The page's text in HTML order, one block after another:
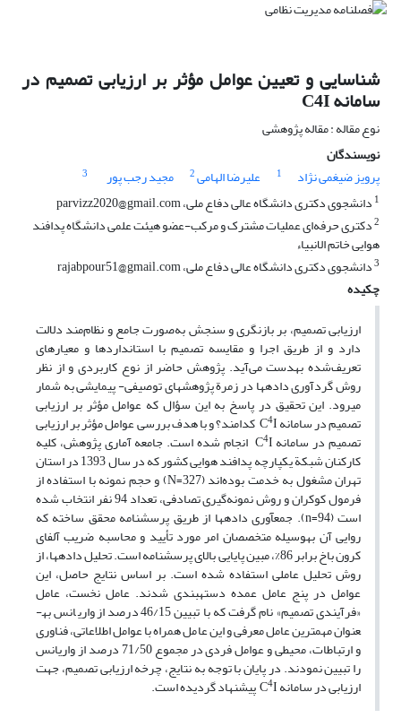
شناسایی و تعیین عوامل مؤثر بر ارزیابی تصمیم در
سامانه C4I
نوع مقاله : مقاله پژوهشی
نویسندگان
پرویز ضیغمی نژاد
1 علیرضا الهامی2 مجید رجب پور
3
1 دانشجوی دکتری دانشگاه عالی دفاع ملی، parvizz2020@gmail.com
2دکتری حرفه‌ای عملیات مشترک و مرکب-عضو هیئت علمی دانشگاه پدافند
هوایی خاتم الانبیاء
3دانشجوی دکتری دانشگاه عالی دفاع ملی، rajabpour51@gmail.com
چکیده
ارزیابی تصمیم، بر بازنگری و سنجش به‌صورت جامع و نظام‌مند دلالت
دارد و از طریق اجرا و مقایسه تصمیم با استانداردها و معیارهای
تعریف‌شده به­دست می‌آید. پژوهش حاضر از نوع کاربردی و از نظر
روش گردآوری داده­ها در زمرة پژوهش­های توصیفی- پیمایشی به شمار
می­رود. این تحقیق در پاسخ به این سؤال که عوامل مؤثر بر ارزیابی
تصمیم در سامانه C 4 I کدامند؟ و با هدف بررسی عوامل مؤثر بر ارزیابی
تصمیم در سامانه C 4 I انجام‌ شده است. جامعه آماری پژوهش، کلیه
کارکنان شبکة یکپارچه پدافند هوایی کشور که در سال 1393 در استان
تهران مشغول به خدمت بوده‌اند (N=327) و حجم نمونه با استفاده از
فرمول کوکران و روش نمونه‌گیری تصادفی، تعداد 94 نفر انتخاب ‌شده‌
است (n=94). جمع­آوری داده­ها از طریق پرسشنامه محقق ساخته که
روایی آن به­وسیله متخصصان امر مورد تأیید و محاسبه ضریب آلفای
کرون باخ برابر 86%، مبین پایایی بالای پرسشنامه است. تحلیل داده­ها، از
روش تحلیل عاملی استفاده شده است. بر اساس نتایج حاصل، این
عوامل در پنج عامل عمده دسته­بندی شدند. عامل نخست، عامل
«فرآیندی تصمیم» نام گرفت که با تبیین 46/15 درصد از واریانس به­
عنوان مهمترین عامل معرفی و این عامل همراه با عوامل اطلاعاتی، فناوری
و ارتباطات، محیطی و عوامل فردی در مجموع 71/50 درصد از واریانس
را تبیین نمودند. در پایان با توجه به نتایج، چرخه ارزیابی تصمیم، جهت
ارزیابی در سامانه C 4I پیشنهاد گردیده است.